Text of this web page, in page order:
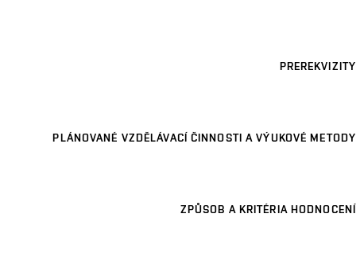
PREREKVIZITY
PLÁNOVANÉ VZDĚLÁVACÍ ČINNOSTI A VÝUKOVÉ METODY
ZPŮSOB A KRITÉRIA HODNOCENÍ